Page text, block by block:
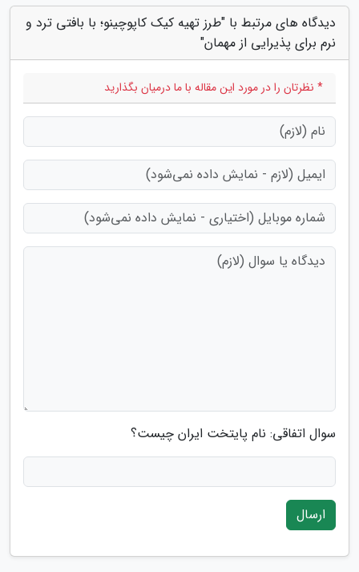
دیدگاه های مرتبط با "طرز تهیه کیک کاپوچینو؛ با بافتی ترد و
نرم برای پذیرایی از مهمان"
* نظرتان را در مورد این مقاله با ما درمیان بگذارید
سوال اتفاقی: نام پایتخت ایران چیست؟
ارسال